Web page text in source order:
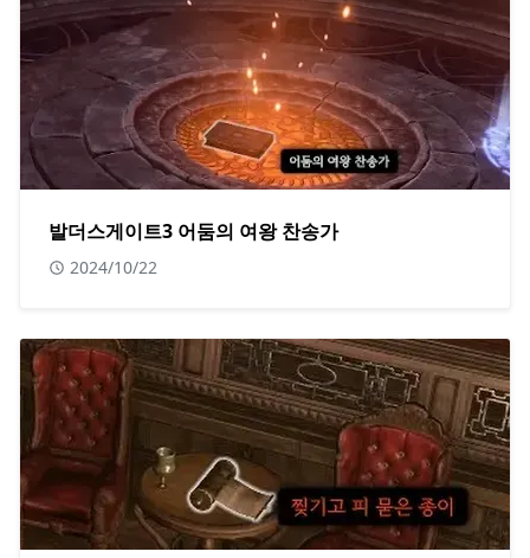
발더스게이트3 어둠의 여왕 찬송가
2024/10/22